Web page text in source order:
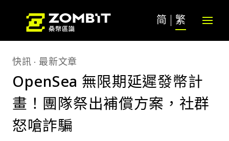
简 繁
快訊 最新文章
OpenSea 無限期延遲發幣計
畫！團隊祭出補償方案，社群
怒嗆詐騙